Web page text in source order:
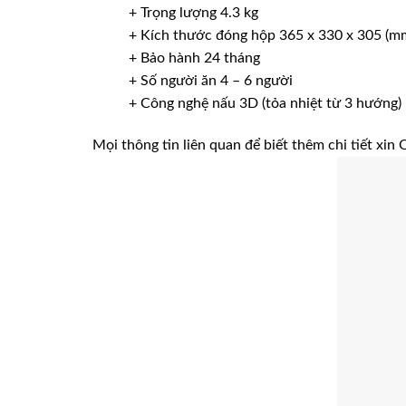
+ Trọng lượng 4.3 kg
+ Kích thước đóng hộp 365 x 330 x 305
+ Bảo hành 24 tháng
+ Số người ăn 4 – 6 người
+ Công nghệ nấu 3D (tỏa nhiệt từ 3 hướng)
Mọi thông tin liên quan để biết thêm chi tiết xin